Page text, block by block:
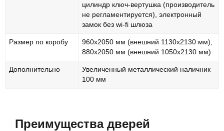
цилиндр ключ-вертушка (производитель
не регламентируется), электронный
замок без wi-fi шлюза
Размер по коробу
960х2050 мм (внешний 1130х2130 мм),
880х2050 мм (внешний 1050х2130 мм)
Дополнительно
Увеличенный металлический наличник
100 мм
Преимущества дверей